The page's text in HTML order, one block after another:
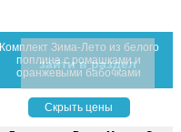
Комплект Зима-Лето из белого
поплина с ромашками и
оранжевыми бабочками
зайти в раздел
Скрыть цены